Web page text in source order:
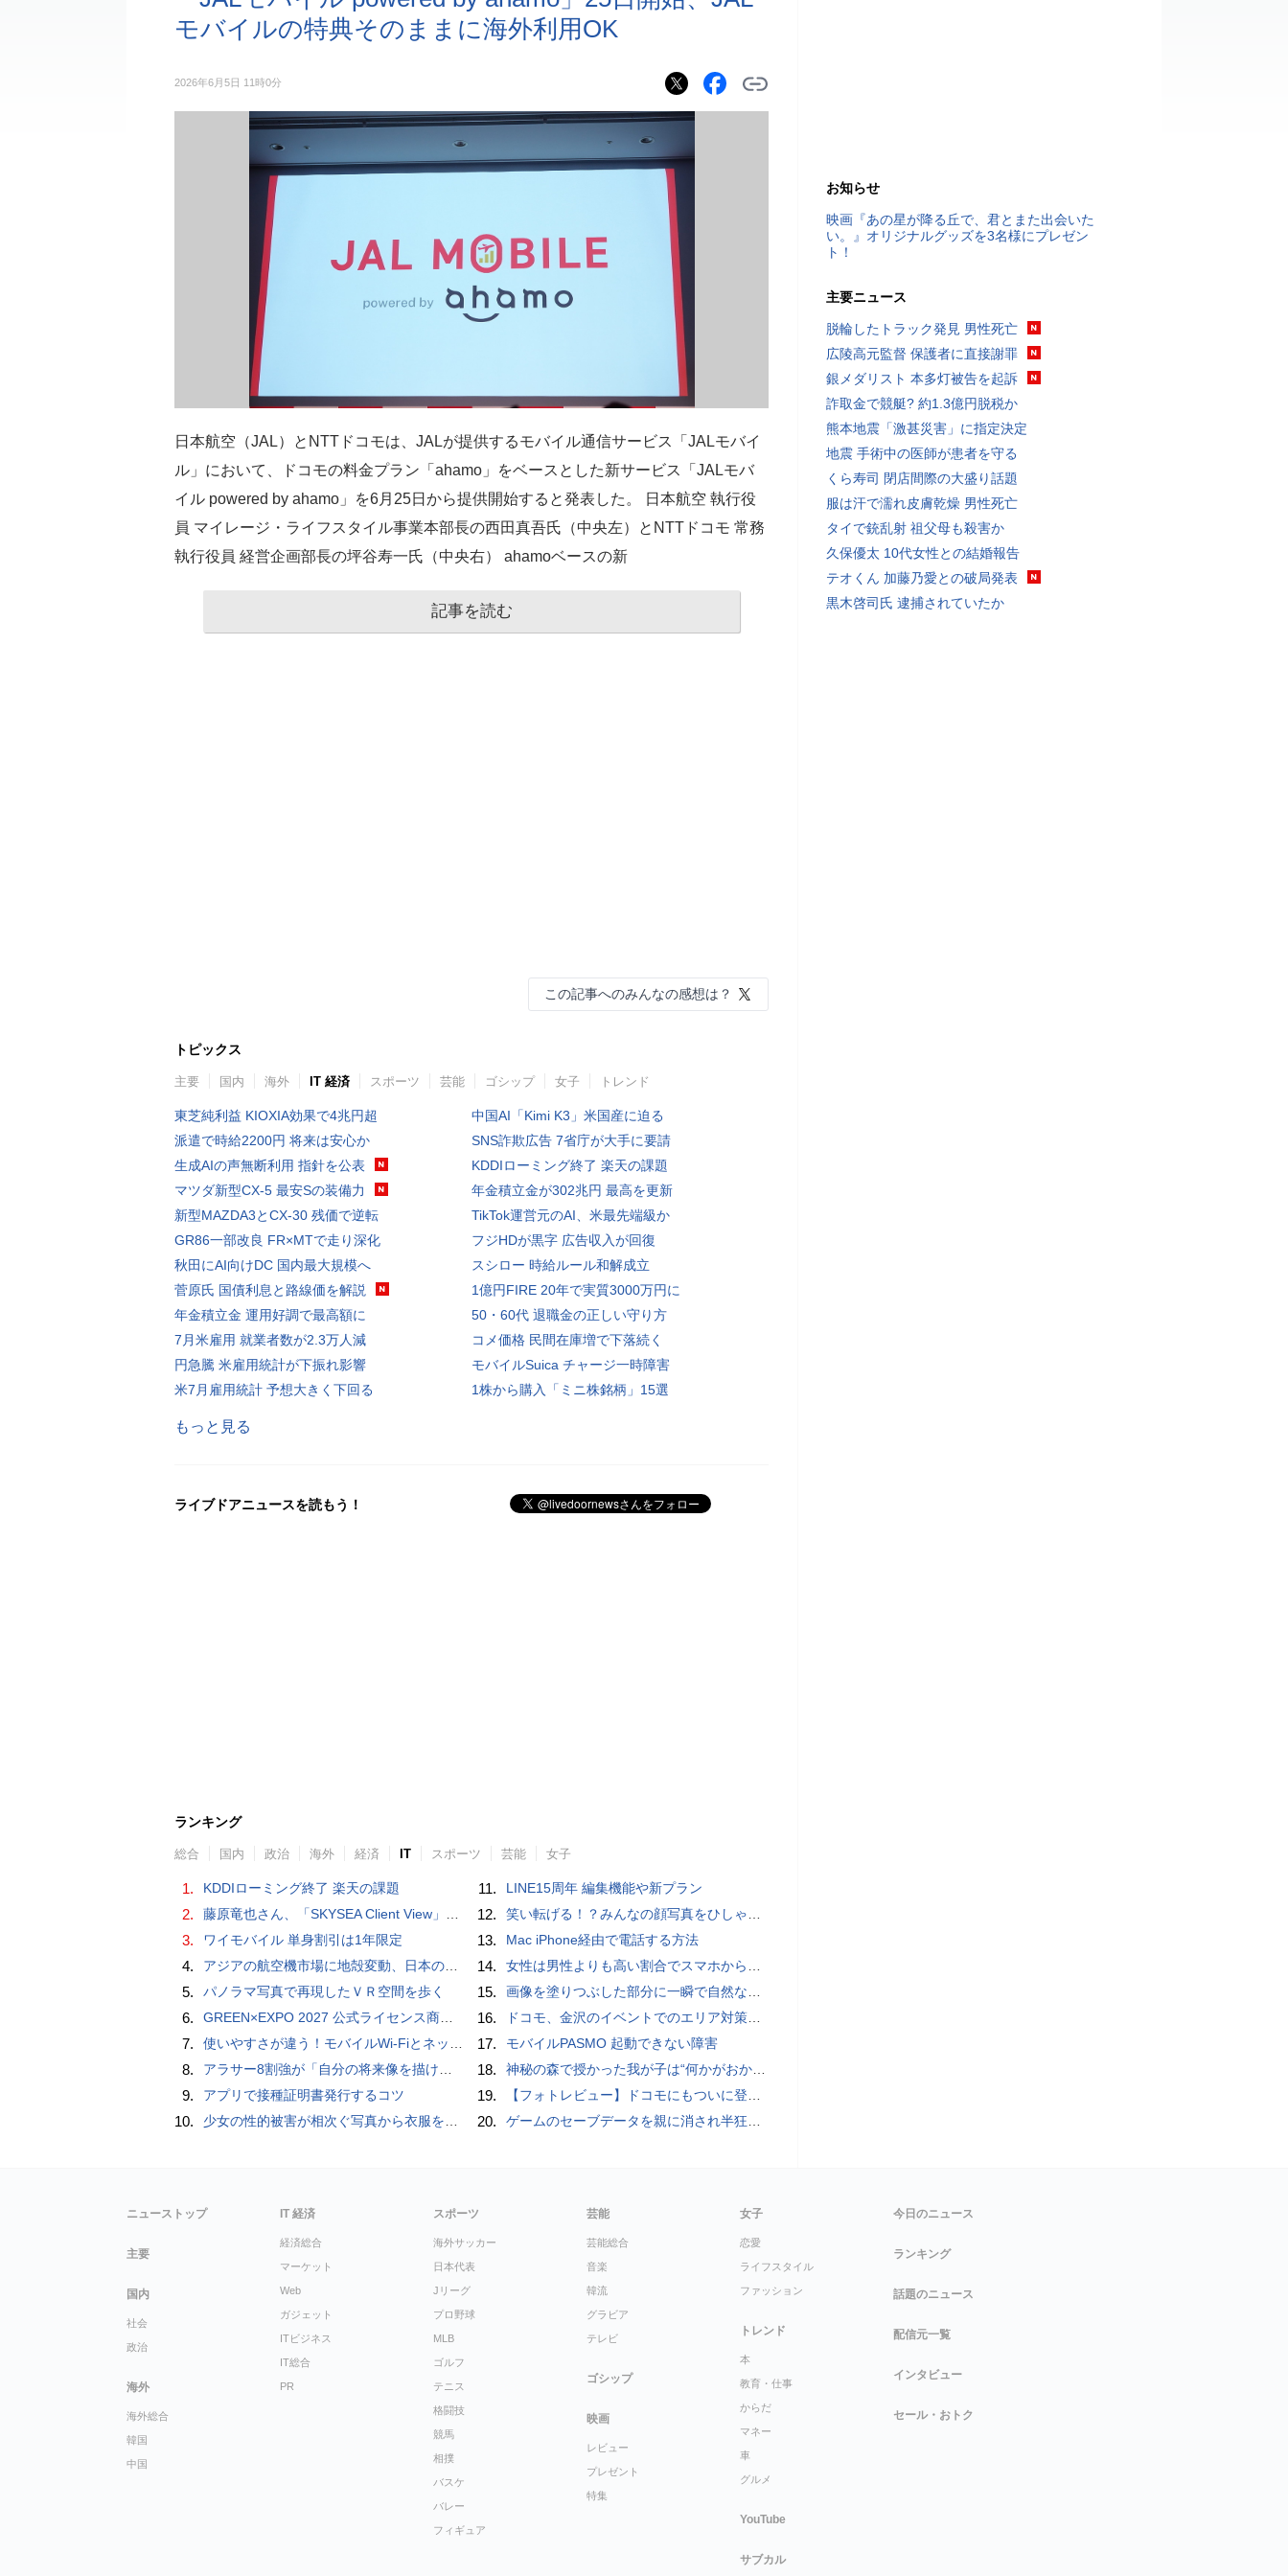
モバイルの特典そのままに海外利用OK
2026年6月5日 11時0分
日本航空（JAL）とNTTドコモは、JALが提供するモバイル通信サービス「JALモバイ
ル」において、ドコモの料金プラン「ahamo」をベースとした新サービス「JALモバ
イル powered by ahamo」を6月25日から提供開始すると発表した。 日本航空 執行役
員 マイレージ・ライフスタイル事業本部長の西田真吾氏（中央左）とNTTドコモ 常務
執行役員 経営企画部長の坪谷寿一氏（中央右） ahamoベースの新
記事を読む
この記事へのみんなの感想は？
トピックス
主要 国内 海外 IT 経済 スポーツ 芸能 ゴシップ 女子 トレンド
東芝純利益 KIOXIA効果で4兆円超
派遣で時給2200円 将来は安心か
生成AIの声無断利用 指針を公表
マツダ新型CX-5 最安Sの装備力
新型MAZDA3とCX-30 残価で逆転
GR86一部改良 FR×MTで走り深化
秋田にAI向けDC 国内最大規模へ
菅原氏 国債利息と路線価を解説
年金積立金 運用好調で最高額に
7月米雇用 就業者数が2.3万人減
円急騰 米雇用統計が下振れ影響
米7月雇用統計 予想大きく下回る
中国AI「Kimi K3」米国産に迫る
SNS詐欺広告 7省庁が大手に要請
KDDIローミング終了 楽天の課題
年金積立金が302兆円 最高を更新
TikTok運営元のAI、米最先端級か
フジHDが黒字 広告収入が回復
スシロー 時給ルール和解成立
1億円FIRE 20年で実質3000万円に
50・60代 退職金の正しい守り方
コメ価格 民間在庫増で下落続く
モバイルSuica チャージ一時障害
1株から購入「ミニ株銘柄」15選
もっと見る
ライブドアニュースを読もう！
ランキング
総合 国内 政治 海外 経済 IT スポーツ 芸能 女子
1. KDDIローミング終了 楽天の課題
2. 藤原竜也さん、「SKYSEA Client View」新CMで「AI労務改善」をアピール 働き方をAIが分析したら「すぐに休んで」と言われる？
3. ワイモバイル 単身割引は1年限定
4. アジアの航空機市場に地殻変動、日本のサプライヤーに影響も
5. パノラマ写真で再現したＶＲ空間を歩く
6. GREEN×EXPO 2027 公式ライセンス商品！初の「トゥンクトゥンク」公式LINEスタンプ、販売開始
7. 使いやすさが違う！モバイルWi-FiとネットHDD【PC-DIY 秋の陣】
8. アラサー8割強が「自分の将来像を描けない」。正社員の5人に1人が副業で収入。将来のために一番稼げる副業とは？
9. アプリで接種証明書発行するコツ
10. 少女の性的被害が相次ぐ写真から衣服を剥ぎ取るAIポルノアプリ「ClothOff」の背後にいる人物とは？
11. LINE15周年 編集機能や新プラン
12. 笑い転げる！？みんなの顔写真をひしゃげて遊べるカメラアプリ「笑う野口」【Androidアプリ】
13. Mac iPhone経由で電話する方法
14. 女性は男性よりも高い割合でスマホからポルノを見ていることが人気アダルトサイトの調査で判明
15. 画像を塗りつぶした部分に一瞬で自然な画像を補完する技術を早稲田大学の研究者が開発
16. ドコモ、金沢のイベントでのエリア対策に「Massive MIMO」初導入
17. モバイルPASMO 起動できない障害
18. 神秘の森で授かった我が子は“何かがおかしい”『ナイトボーン -夜哭-』本編映像解禁 母の絶叫顔うちわが全国の劇場に［ホラー通信］
19. 【フォトレビュー】ドコモにもついに登場！「サイクロイドスタイル」
20. ゲームのセーブデータを親に消され半狂乱になった少年
お知らせ
映画『あの星が降る丘で、君とまた出会いた
い。』オリジナルグッズを3名様にプレゼン
ト！
主要ニュース
脱輪したトラック発見 男性死亡
広陵高元監督 保護者に直接謝罪
銀メダリスト 本多灯被告を起訴
詐取金で競艇? 約1.3億円脱税か
熊本地震「激甚災害」に指定決定
地震 手術中の医師が患者を守る
くら寿司 閉店間際の大盛り話題
服は汗で濡れ皮膚乾燥 男性死亡
タイで銃乱射 祖父母も殺害か
久保優太 10代女性との結婚報告
テオくん 加藤乃愛との破局発表
黒木啓司氏 逮捕されていたか
ニューストップ
主要
国内
社会
政治
海外
海外総合
韓国
中国
IT 経済
経済総合
マーケット
Web
ガジェット
ITビジネス
IT総合
PR
スポーツ
海外サッカー
日本代表
Jリーグ
プロ野球
MLB
ゴルフ
テニス
格闘技
競馬
相撲
バスケ
バレー
フィギュア
芸能
芸能総合
音楽
韓流
グラビア
テレビ
ゴシップ
映画
レビュー
プレゼント
特集
女子
恋愛
ライフスタイル
ファッション
トレンド
本
教育・仕事
からだ
マネー
車
グルメ
YouTube
サブカル
今日のニュース
ランキング
話題のニュース
配信元一覧
インタビュー
セール・おトク